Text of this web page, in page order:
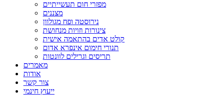
מפזרי חום תעשייתיים
מצננים
נירוסטה ופח מגולוון
צינורות וזויות מנחושת
קולט אדים בהתאמה אישית
תנורי חימום אינפרא אדום
תריסים וגרילים לוונטות
מאמרים
אודות
צור קשר
ייעוץ חינמי